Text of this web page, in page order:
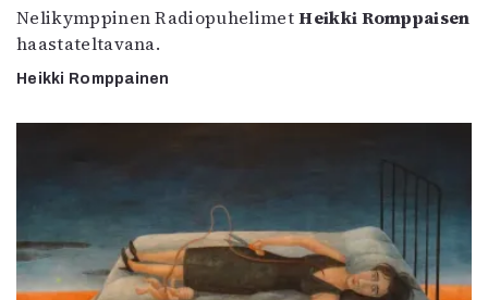
Nelikymppinen RadiopuhelimetHeikki Romppaisen
haastateltavana.
Heikki Romppainen